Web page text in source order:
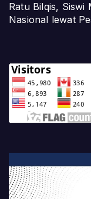
Ratu Bilqis, Siswi
Nasional lewat